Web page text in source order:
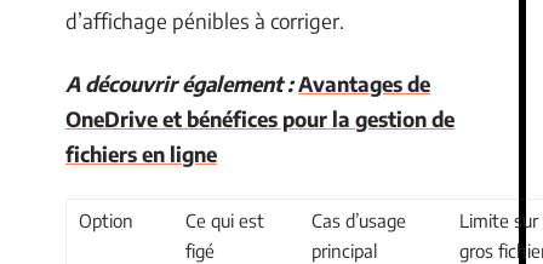
d’affichage pénibles à corriger.
A découvrir également :Avantages de
OneDrive et bénéfices pour la gestion de
fichiers en ligne
Option
Ce qui est
figé
Cas d’usage
principal
Limite sur
gros